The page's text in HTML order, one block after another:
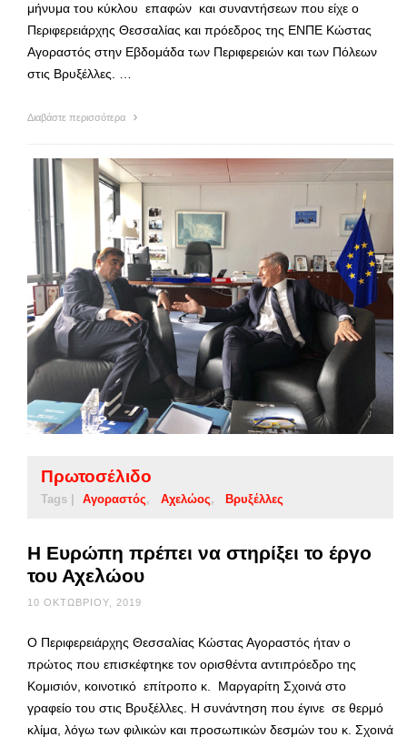
μήνυμα του κύκλου επαφών και συναντήσεων που είχε ο
Περιφερειάρχης Θεσσαλίας και πρόεδρος της ΕΝΠΕ Κώστας
Αγοραστός στην Εβδομάδα των Περιφερειών και των Πόλεων
στις Βρυξέλλες. …
Διαβάστε περισσότερα
Πρωτοσέλιδο
Tags | Αγοραστός Αχελώος Βρυξέλλες
Η Ευρώπη πρέπει να στηρίξει το έργο
του Αχελώου
10 ΟΚΤΩΒΡΊΟΥ, 2019
Ο Περιφερειάρχης Θεσσαλίας Κώστας Αγοραστός ήταν ο
πρώτος που επισκέφτηκε τον ορισθέντα αντιπρόεδρο της
Κομισιόν, κοινοτικό επίτροπο κ. Μαργαρίτη Σχοινά στο
γραφείο του στις Βρυξέλλες. Η συνάντηση που έγινε σε θερμό
κλίμα, λόγω των φιλικών και προσωπικών δεσμών του κ. Σχοινά